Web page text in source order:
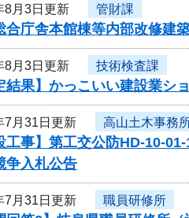
8月3日更新 管財課
合庁舎本館棟等内部改修建
8月3日更新 技術検査課
結果】かっこいい建設業シ
7月31日更新 高山土木事務
工事】第工交公防HD-10-
争入札公告
7月31日更新 職員研修所